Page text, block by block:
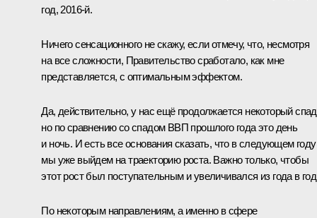
год, 2016‑й.
Ничего сенсационного не скажу, если отмечу, что, несмотря
на все сложности, Правительство сработало, как мне
представляется, с оптимальным эффектом.
Да, действительно, у нас ещё продолжается некоторый
но по сравнению со спадом ВВП прошлого года это день
и ночь. И есть все основания сказать, что в следующем году
мы уже выйдем на траекторию роста. Важно только, чтобы
этот рост был поступательным и увеличивался из года в
По некоторым направлениям, а именно в сфере